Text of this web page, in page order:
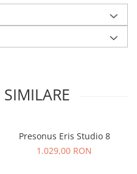
Presonus Eris Studio 8
1.029,00 RON